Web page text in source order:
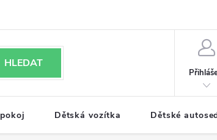
HLEDAT
Dětská vozítka Dětské